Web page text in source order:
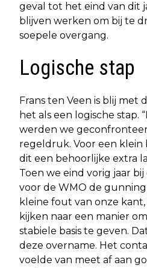
geval tot het eind van dit
blijven werken om bij te
soepele overgang.
Logische stap
Frans ten Veen is blij met
het als een logische stap.
werden we
regeldruk. Voor een klein
dit een behoorlijke extra
Toen we eind vorig jaar
voor de WMO de
kleine fout van onze
kijken naar een manier
stabiele basis te geven.
deze overname. Het
voelde van meet af aan